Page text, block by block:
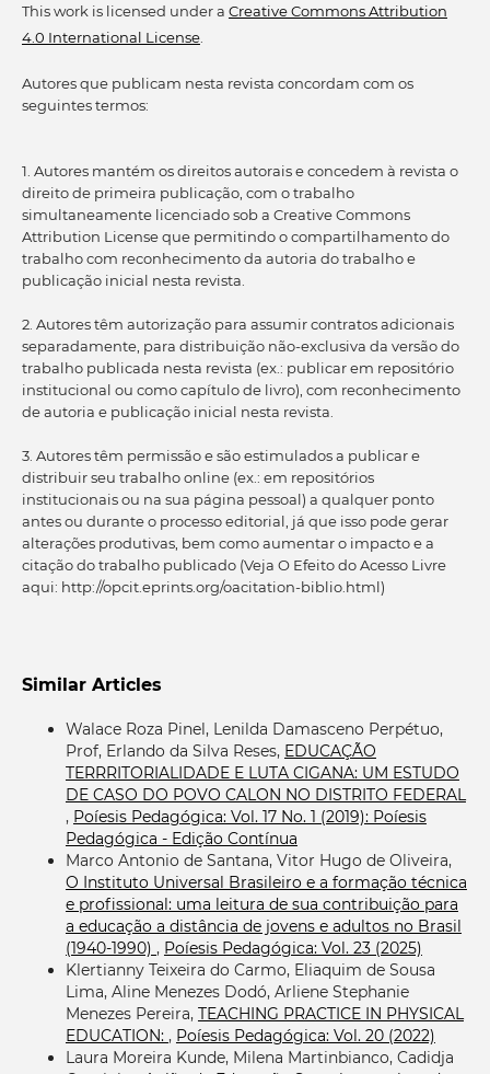
This work is licensed under a Creative Commons Attribution
4.0 International License.
Autores que publicam nesta revista concordam com os
seguintes termos:
1. Autores mantém os direitos autorais e concedem à revista o
direito de primeira publicação, com o trabalho
simultaneamente licenciado sob a Creative Commons
Attribution License que permitindo o compartilhamento do
trabalho com reconhecimento da autoria do trabalho e
publicação inicial nesta revista.
2. Autores têm autorização para assumir contratos adicionais
separadamente, para distribuição não-exclusiva da versão do
trabalho publicada nesta revista (ex.: publicar em repositório
institucional ou como capítulo de livro), com reconhecimento
de autoria e publicação inicial nesta revista.
3. Autores têm permissão e são estimulados a publicar e
distribuir seu trabalho online (ex.: em repositórios
institucionais ou na sua página pessoal) a qualquer ponto
antes ou durante o processo editorial, já que isso pode gerar
alterações produtivas, bem como aumentar o impacto e a
citação do trabalho publicado (Veja O Efeito do Acesso Livre
aqui: http://opcit.eprints.org/oacitation-biblio.html)
Similar Articles
Walace Roza Pinel, Lenilda Damasceno Perpétuo,
Prof, Erlando da Silva Reses, EDUCAÇÃO
TERRRITORIALIDADE E LUTA CIGANA: UM ESTUDO
DE CASO DO POVO CALON NO DISTRITO FEDERAL
, Poíesis Pedagógica: Vol. 17 No. 1 (2019): Poíesis
Pedagógica - Edição Contínua
Marco Antonio de Santana, Vitor Hugo de Oliveira,
O Instituto Universal Brasileiro e a formação técnica
e profissional: uma leitura de sua contribuição para
a educação a distância de jovens e adultos no Brasil
(1940-1990) , Poíesis Pedagógica: Vol. 23 (2025)
Klertianny Teixeira do Carmo, Eliaquim de Sousa
Lima, Aline Menezes Dodó, Arliene Stephanie
Menezes Pereira, TEACHING PRACTICE IN PHYSICAL
EDUCATION: , Poíesis Pedagógica: Vol. 20 (2022)
Laura Moreira Kunde, Milena Martinbianco, Cadidja